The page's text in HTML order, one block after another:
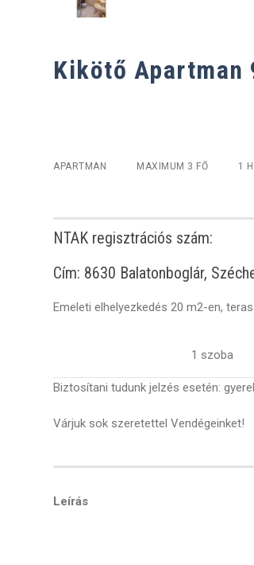
Kikötő Apartman
APARTMAN MAXIMUM 3 FŐ 1
NTAK regisztrációs szám:
Cím: 8630 Balatonboglár,
Emeleti elhelyezkedés 20 m2-en,
1 szoba
Biztosítani tudunk jelzés esetén:
Várjuk sok szeretettel Vendégeinket!
Leírás